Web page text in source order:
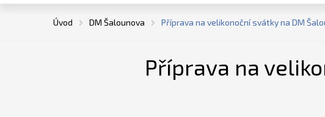
Úvod DM Šalounova Příprava na velikonoční svátky na DM
Příprava na